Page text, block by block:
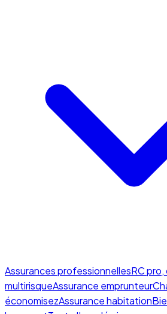
Assurances professionnellesRC
multirisqueAssurance emprunteur
économisezAssurance habitation